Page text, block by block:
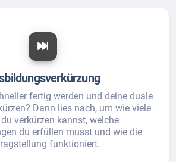
fertig werden und deine duale
Dann lies nach, um wie viele
verkürzen kannst, welche
du erfüllen musst und wie die
funktioniert.